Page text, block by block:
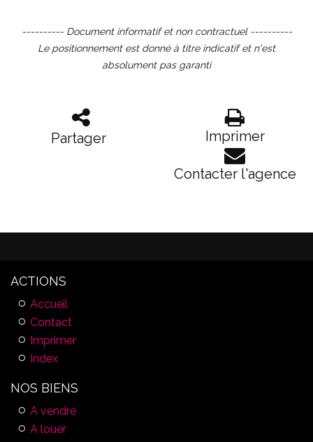
---------- Document informatif et non contractuel ----------
Le positionnement est donné à titre indicatif et n'est
absolument pas garanti
Partager Imprimer
Contacter l'agence
ACTIONS
Accueil
Contact
Imprimer
Index
NOS BIENS
A vendre
A louer